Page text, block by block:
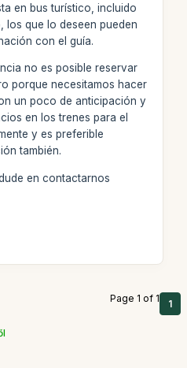
en bus turístico, incluido
los que lo deseen pueden
con el guía.
no es posible reservar
porque necesitamos hacer
un poco de anticipación y
en los trenes para el
y es preferible
también.
en contactarnos
Page 1 of 1 1